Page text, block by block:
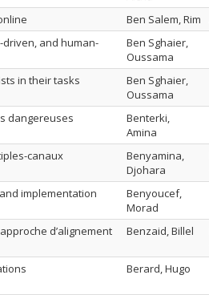
Ben Salem, Rim
driven, and human-
Ben Sghaier,
Oussama
in their tasks
Ben Sghaier,
Oussama
dangereuses
Benterki,
Amina
canaux
Benyamina,
Djohara
implementation
Benyoucef,
Morad
d’alignement Benzaid, Billel
Berard, Hugo